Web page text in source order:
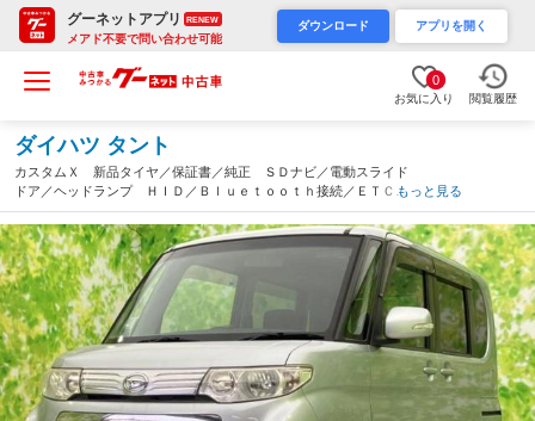
グーネットアプリ RENEW
メアド不要で問い合わせ可能
ダウンロード アプリを開く
0
お気に入り 閲覧履歴
ダイハツ タント
カスタムＸ 新品タイヤ／保証書／純正 ＳＤナビ／電動スライド
ドア／ヘッドランプ ＨＩＤ／Ｂｌｕｅｔｏｏｔｈ接続／ＥＴＣ／
ＥＢＤ付ＡＢＳ／横滑り防止装置／アイドリングストップ／バック
モニター／フルセグＴＶ（兵庫県）
もっと見る